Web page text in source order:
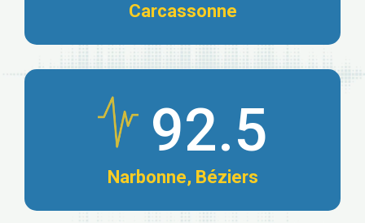
Carcassonne
92.5
Narbonne, Béziers